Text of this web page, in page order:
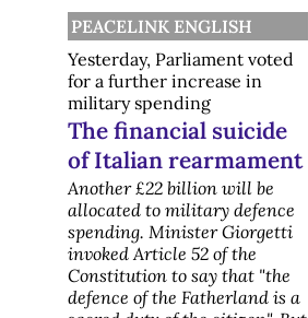
PEACELINK ENGLISH
Yesterday, Parliament voted
for a further increase in
military spending
The financial suicide
of Italian rearmament
Another £22 billion will be
allocated to military defence
spending. Minister Giorgetti
invoked Article 52 of the
Constitution to say that "the
defence of the Fatherland is a